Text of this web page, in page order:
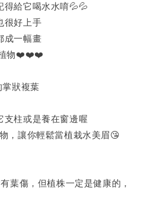
得給它喝水水唷💦💦
很好上手
成一幅畫
植物❤️❤️❤️
狀複葉
支柱或是養在窗邊喔
，讓你輕鬆當植栽水美眉😘
葉傷，但植株一定是健康的，